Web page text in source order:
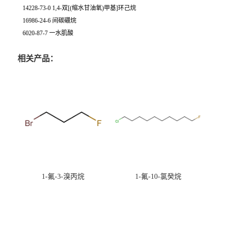
14228-73-0 1,4-双[(缩水甘油氧)甲基]环己烷
16986-24-6 间碳硼烷
6020-87-7 一水肌酸
相关产品：
1-氟-3-溴丙烷 1-氟-10-氯癸烷